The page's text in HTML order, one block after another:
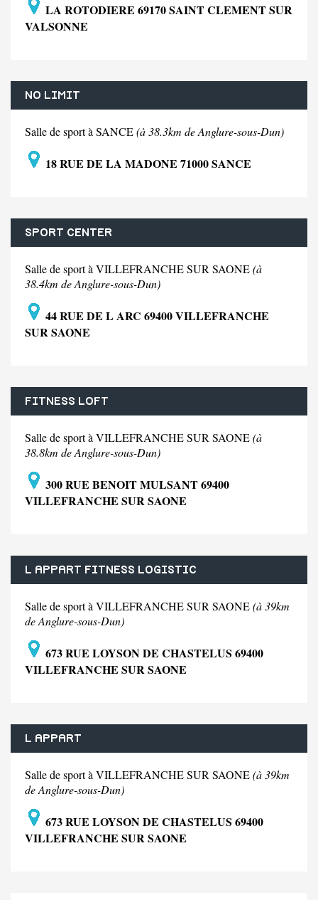
LA ROTODIERE 69170 SAINT CLEMENT SUR
VALSONNE
NO LIMIT
Salle de sport à SANCE(à 38.3km de Anglure-sous-Dun)
18 RUE DE LA MADONE 71000 SANCE
SPORT CENTER
Salle de sport à VILLEFRANCHE SUR SAONE(à
38.4km de Anglure-sous-Dun)
44 RUE DE L ARC 69400 VILLEFRANCHE
SUR SAONE
FITNESS LOFT
Salle de sport à VILLEFRANCHE SUR SAONE(à
38.8km de Anglure-sous-Dun)
300 RUE BENOIT MULSANT 69400
VILLEFRANCHE SUR SAONE
L APPART FITNESS LOGISTIC
Salle de sport à VILLEFRANCHE SUR SAONE(à 39km
de Anglure-sous-Dun)
673 RUE LOYSON DE CHASTELUS 69400
VILLEFRANCHE SUR SAONE
L APPART
Salle de sport à VILLEFRANCHE SUR SAONE(à 39km
de Anglure-sous-Dun)
673 RUE LOYSON DE CHASTELUS 69400
VILLEFRANCHE SUR SAONE